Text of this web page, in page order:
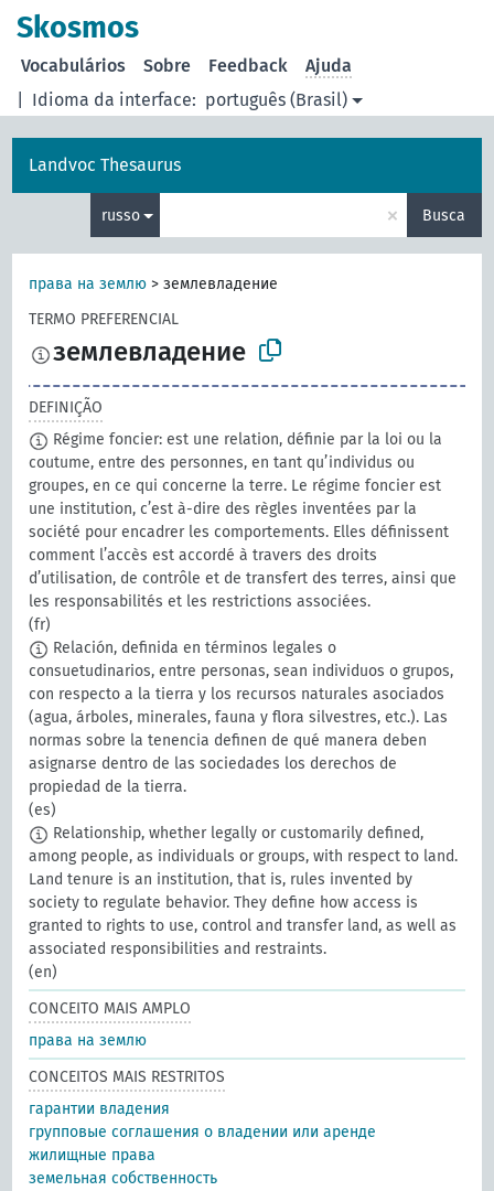
principal
Skosmos
Idioma da interface: português (Brasil)
Vocabulários Sobre Feedback Ajuda
Landvoc Thesaurus
russo × Busca
права на землю >землевладение
TERMO PREFERENCIAL
землевладение
DEFINIÇÃO
Régime foncier: est une relation, définie par la loi ou la
coutume, entre des personnes, en tant qu’individus ou
groupes, en ce qui concerne la terre. Le régime foncier est
une institution, c’est à-dire des règles inventées par la
société pour encadrer les comportements. Elles définissent
comment l’accès est accordé à travers des droits
d’utilisation, de contrôle et de transfert des terres, ainsi que
les responsabilités et les restrictions associées.
(fr)
Relación, definida en términos legales o
consuetudinarios, entre personas, sean individuos o grupos,
con respecto a la tierra y los recursos naturales asociados
(agua, árboles, minerales, fauna y flora silvestres, etc.). Las
normas sobre la tenencia definen de qué manera deben
asignarse dentro de las sociedades los derechos de
propiedad de la tierra.
(es)
Relationship, whether legally or customarily defined,
among people, as individuals or groups, with respect to land.
Land tenure is an institution, that is, rules invented by
society to regulate behavior. They define how access is
granted to rights to use, control and transfer land, as well as
associated responsibilities and restraints.
(en)
CONCEITO MAIS AMPLO
права на землю
CONCEITOS MAIS RESTRITOS
гарантии владения
групповые соглашения о владении или аренде
жилищные права
земельная собственность